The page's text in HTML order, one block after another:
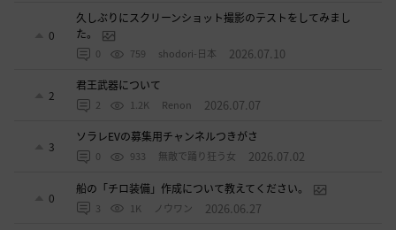
0
久しぶりにスクリーンショット撮影のテストをしてみまし
た。
0 759 shodori-日本 2026.07.10
2
君王武器について
2 1.2K Renon 2026.07.07
3
ソラレEVの募集用チャンネルつきがさ
0 933 無敵で踊り狂う女 2026.07.02
0
船の「チロ装備」作成について教えてください。
3 1K ノウワン 2026.06.27